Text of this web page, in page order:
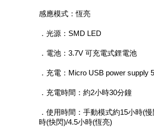
感應模式：恆亮
．光源：SMD LED
．電池：3.7V 可充電式鋰電池
．充電：Micro USB power supply
．充電時間：約2小時30分鐘
．使用時間：手動模式約15小時(
時(快閃)/4.5小時(恆亮)